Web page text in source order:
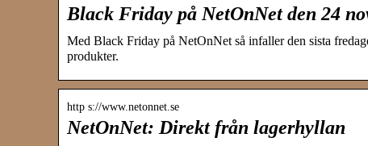
Black Friday på NetOnNet den 24
Med Black Friday på NetOnNet så infaller den sista
produkter.
http s://www.netonnet.se
NetOnNet: Direkt från lagerhyllan